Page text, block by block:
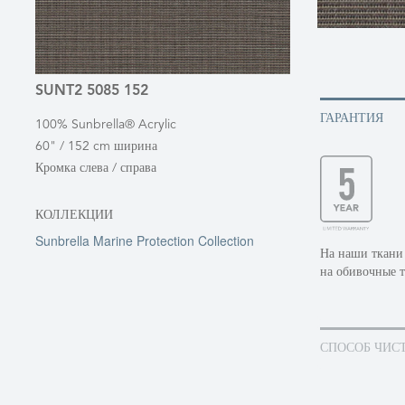
SUNT2 5085 152
100% Sunbrella® Acrylic
60" / 152 cm ширина
Кромка слева / справа
КОЛЛЕКЦИИ
Sunbrella Marine Protection Collection
ГАРАНТИЯ
На наши ткани
на обивочные
СПОСОБ